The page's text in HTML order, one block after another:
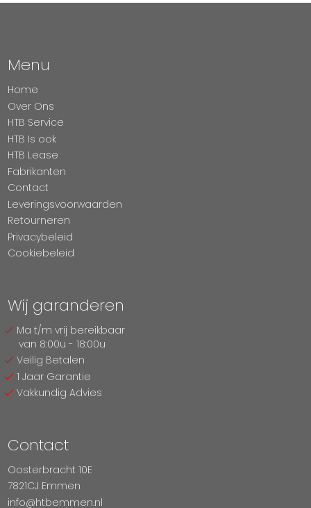
Menu
Home
Over Ons
HTB Service
HTB Is ook
HTB Lease
Fabrikanten
Contact
Leveringsvoorwaarden
Retourneren
Privacybeleid
Cookiebeleid
Wij garanderen
Ma t/m vrij bereikbaar
van 8:00u - 18:00u
Veilig Betalen
1 Jaar Garantie
Vakkundig Advies
Contact
Oosterbracht 10E
7821CJ Emmen
info@htbemmen.nl